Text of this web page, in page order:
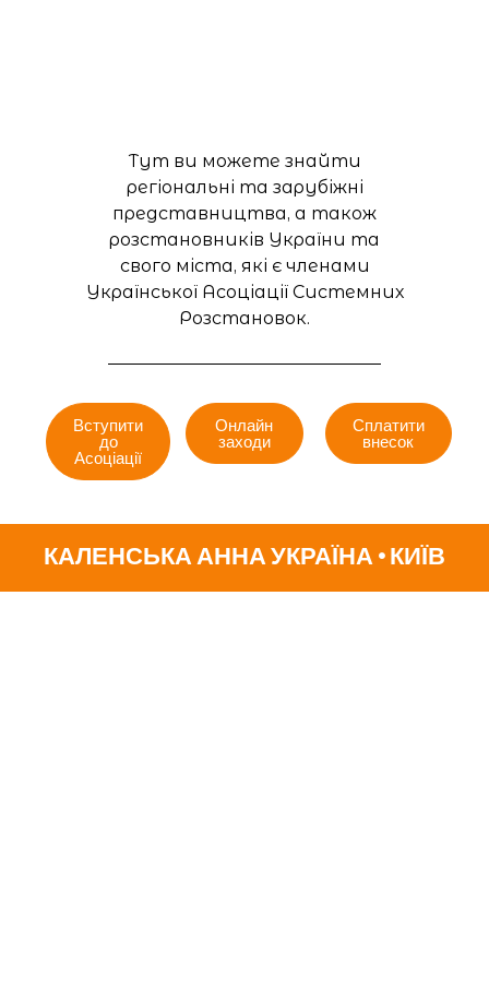
Тут ви можете знайти
регіональні та зарубіжні
представництва, а також
розстановників України та
свого міста, які є членами
Української Асоціації Системних
Розстановок.
Вступити
до
Асоціації
Онлайн
заходи
Сплатити
внесок
КАЛЕНСЬКА АННА УКРАЇНА • КИЇВ